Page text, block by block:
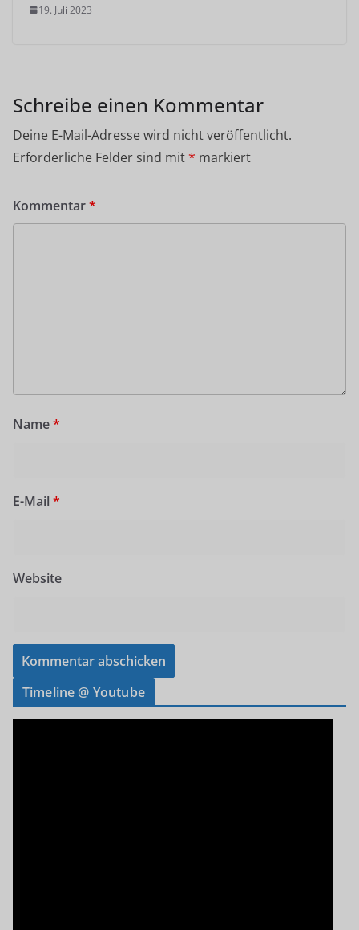
19. Juli 2023
Schreibe einen Kommentar
Deine E-Mail-Adresse wird nicht veröffentlicht.
Erforderliche Felder sind mit* markiert
Kommentar*
Name*
E-Mail *
Website
Timeline @ Youtube